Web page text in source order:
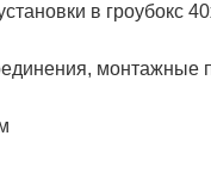
в гроубокс
монтажные